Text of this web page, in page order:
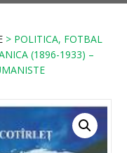
> POLITICA, FOTBAL
(1896-1933) –